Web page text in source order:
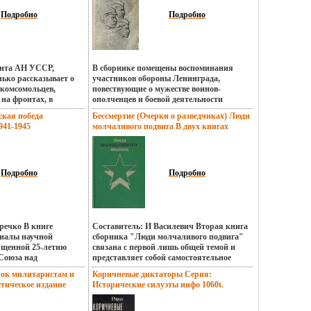
не
Перед
войны она
незабываемых
не претендуют
боевых
армии
во время
стремились
чертах ход
о ратных
Евгений
Ярошенко.
Подробно
АН УССР,
рассказывает о
фронтах, в
в подполье Автор
победа
1945
Сохранность:
Наука, 1971 г
Тираж: 20000 экз
мм) инфо
Подробно
В книге
научной
25-летию
над
состоявшейся в
статьях видных
милитаристам и
издание
Издательство:
переплет, 208
Германии Настоящая книга посвящена
начальному периоду войны,
завершившемуся поражением немецко-
фашистских захватчиков под Москвой.
Подробно
В сборнике помещены воспоминания
участников обороны Ленинграда,
повествующие о мужестве воинов-
ополченцев и боевой деятельности
соединений и частей Ленинградской
армии народного ополчения Что внутри?
Содбьмнзержание 1 Авторы Степан
Бардин Л Антюфеев Н Угрюмов.
Бессмертие (Очерки о разведчиках) Люди
молчаливого подвига В двух книгах
Книга 2 Антология Букинистическое
издание Сохранность: Хорошая
Издательство: Издательство
политической литературы, 1987 г
Твердый переплет, инфо 1053t.
Подробно
Составитель: И Василевич Вторая книга
сборника "Люди молчаливого подвига"
связана с первой лишь общей темой и
представляет собой самостоятельное
документально-художественное издание В
ней рбьммьассказано о героической
деятельности советских военных
разведчиков и антифашистов-
Коричневые диктаторы Серия:
Исторические силуэты инфо 1060t.